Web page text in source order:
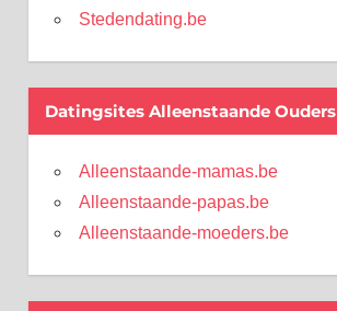
Stedendating.be
Datingsites Alleenstaande Ouders
Alleenstaande-mamas.be
Alleenstaande-papas.be
Alleenstaande-moeders.be